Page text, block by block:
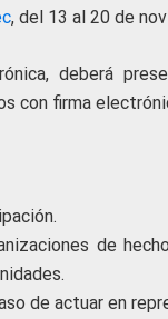
, del 13 al 20 de
deberá
con firma
de
de actuar en